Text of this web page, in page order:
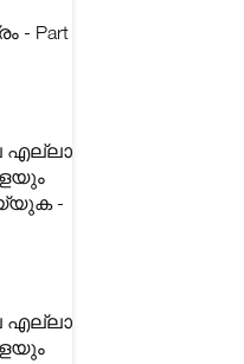
- Part
എല്ലാ
-
എല്ലാ